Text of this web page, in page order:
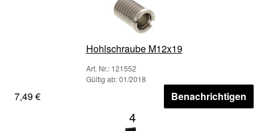
Hohlschraube M12x19
Art. Nr.: 121552
Gültig ab: 01/2018
7,49 € Benachrichtigen
4